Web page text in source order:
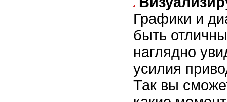
Графики и
быть
наглядно
усилия
Так вы